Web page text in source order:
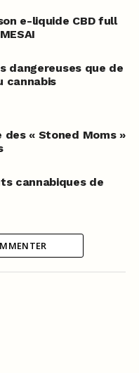
e-liquide CBD full
dangereuses que de
cannabis
des « Stoned Moms »
cannabiques de